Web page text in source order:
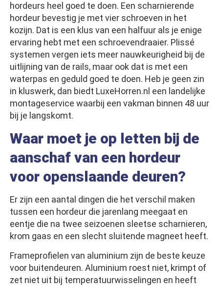
hordeurs heel goed te doen. Een scharnierende
hordeur bevestig je met vier schroeven in het
kozijn. Dat is een klus van een halfuur als je enige
ervaring hebt met een schroevendraaier. Plissé
systemen vergen iets meer nauwkeurigheid bij de
uitlijning van de rails, maar ook dat is met een
waterpas en geduld goed te doen. Heb je geen zin
in kluswerk, dan biedt LuxeHorren.nl een landelijke
montageservice waarbij een vakman binnen 48 uur
bij je langskomt.
Waar moet je op letten bij de
aanschaf van een hordeur
voor openslaande deuren?
Er zijn een aantal dingen die het verschil maken
tussen een hordeur die jarenlang meegaat en
eentje die na twee seizoenen sleetse scharnieren,
krom gaas en een slecht sluitende magneet heeft.
Frameprofielen van aluminium zijn de beste keuze
voor buitendeuren. Aluminium roest niet, krimpt of
zet niet uit bij temperatuurwisselingen en heeft